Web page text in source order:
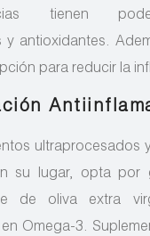
tienen
y antioxidantes.
para reducir la
ultraprocesados
su lugar, opta por
de oliva extra
Omega-3.